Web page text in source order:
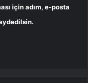
için adım, e-posta